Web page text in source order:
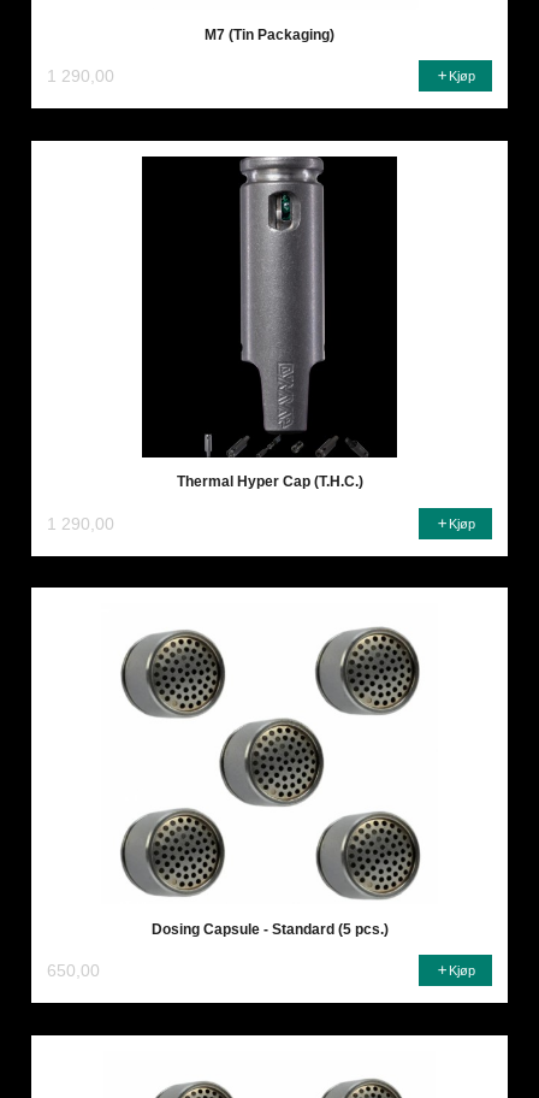
M7 (Tin Packaging)
1 290,00 Kjøp
Thermal Hyper Cap (T.H.C.)
1 290,00 Kjøp
Dosing Capsule - Standard (5 pcs.)
650,00 Kjøp